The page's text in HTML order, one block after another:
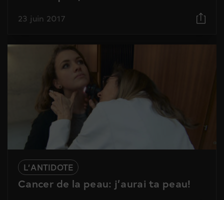
23 juin 2017
L’ANTIDOTE
Cancer de la peau: j’aurai ta peau!